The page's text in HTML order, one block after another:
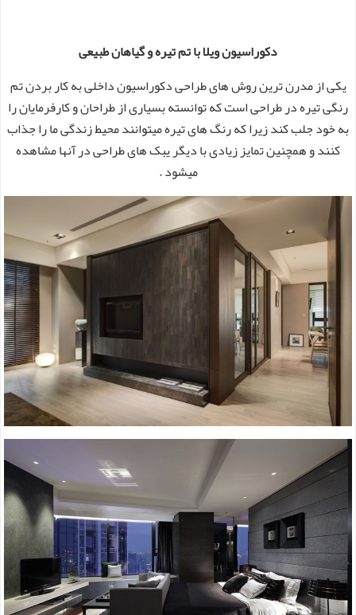
دکوراسیون ویلا با تم تیره و گیاهان طبیعی
یکی از مدرن ترین روش های طراحی دکوراسیون داخلی به کار بردن تم
رنگی تیره در طراحی است که توانسته بسیاری از طراحان و کارفرمایان را
به خود جلب کند زیرا که رنگ های تیره میتوانند محیط زندگی ما را جذاب
کنند و همچنین تمایز زیادی با دیگر یبک های طراحی در آنها مشاهده
میشود .